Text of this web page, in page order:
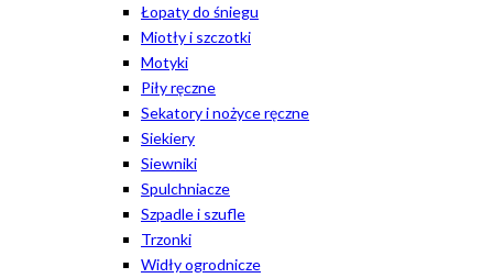
Łopaty do śniegu
Miotły i szczotki
Motyki
Piły ręczne
Sekatory i nożyce ręczne
Siekiery
Siewniki
Spulchniacze
Szpadle i szufle
Trzonki
Widły ogrodnicze